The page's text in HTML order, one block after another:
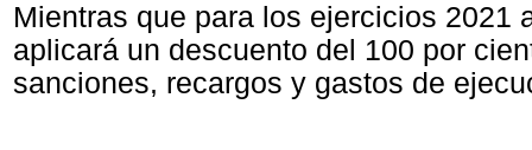
Mientras que para los ejercicios 2021
aplicará un descuento del 100 por
sanciones, recargos y gastos de